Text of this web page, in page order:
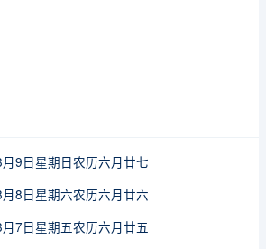
9日星期日农历六月廿七
8日星期六农历六月廿六
7日星期五农历六月廿五